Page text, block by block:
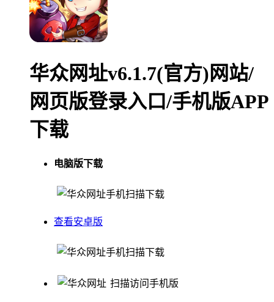
华众网址v6.1.7(官方)网站/
网页版登录入口/手机版APP
下载
电脑版下载
手机扫描下载
查看安卓版
手机扫描下载
扫描访问手机版